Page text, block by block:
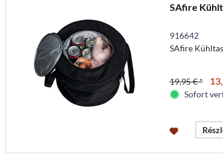
SAfire
916642
SAfire
19,95 € *
Sofort